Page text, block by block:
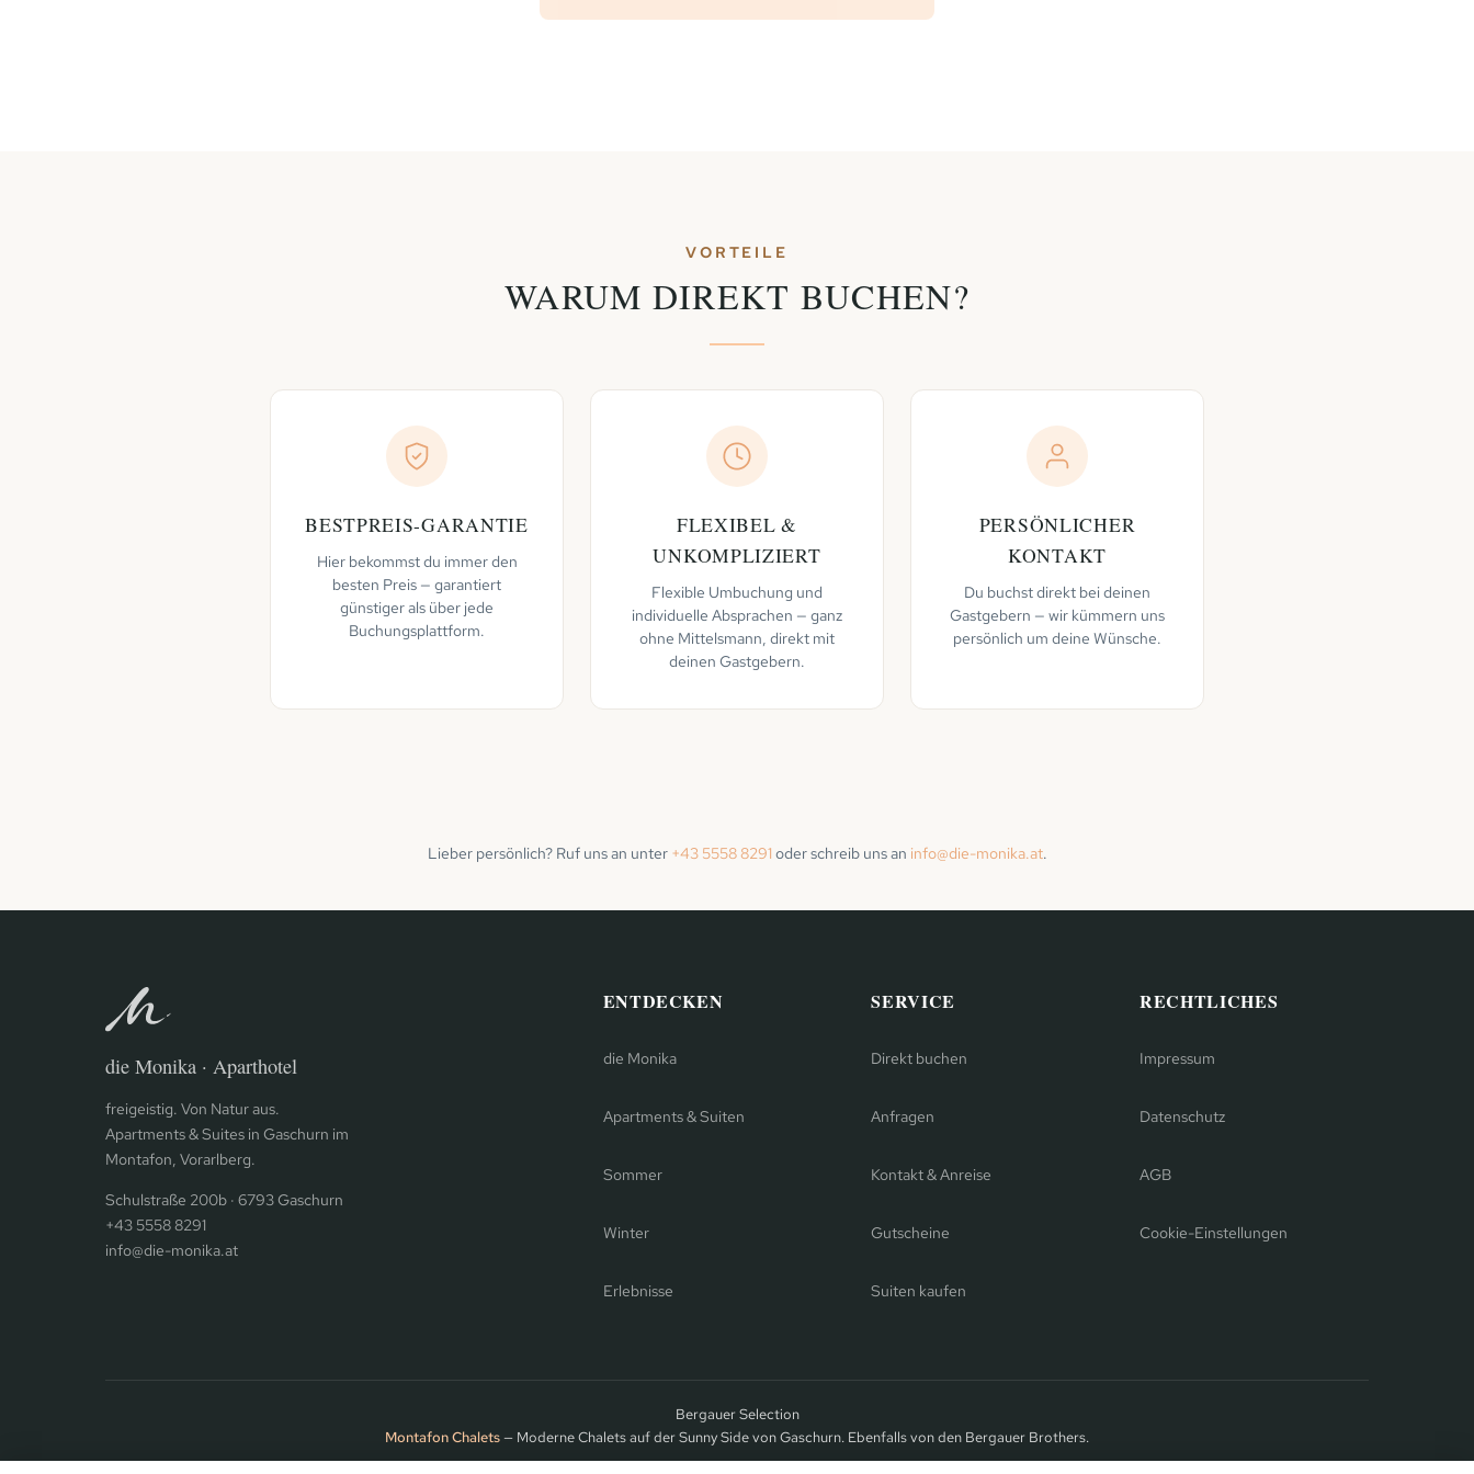
VORTEILE
WARUM DIREKT BUCHEN?
BESTPREIS-GARANTIE
Hier bekommst du immer den
besten Preis — garantiert
günstiger als über jede
Buchungsplattform.
FLEXIBEL &
UNKOMPLIZIERT
Flexible Umbuchung und
individuelle Absprachen — ganz
ohne Mittelsmann, direkt mit
deinen Gastgebern.
PERSÖNLICHER
KONTAKT
Du buchst direkt bei deinen
Gastgebern — wir kümmern uns
persönlich um deine Wünsche.
Lieber persönlich? Ruf uns an unter +43 5558 8291 oder schreib uns an info@die-monika.at.
die Monika · Aparthotel
freigeistig. Von Natur aus.
Apartments & Suites in Gaschurn im
Montafon, Vorarlberg.
Schulstraße 200b · 6793 Gaschurn
+43 5558 8291
info@die-monika.at
ENTDECKEN
die Monika
Apartments & Suiten
Sommer
Winter
Erlebnisse
SERVICE
Direkt buchen
Anfragen
Kontakt & Anreise
Gutscheine
Suiten kaufen
RECHTLICHES
Impressum
Datenschutz
AGB
Cookie-Einstellungen
Bergauer Selection
Montafon Chalets— Moderne Chalets auf der Sunny Side von Gaschurn. Ebenfalls von den Bergauer Brothers.